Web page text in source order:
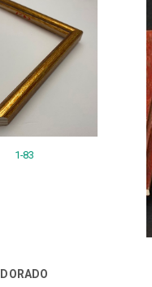
1-83
DORADO